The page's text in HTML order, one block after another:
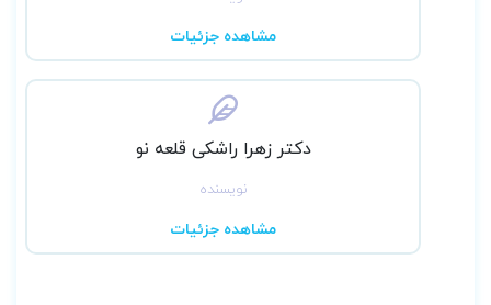
مشاهده جزئیات
دکتر زهرا راشکی قلعه نو
نویسنده
مشاهده جزئیات